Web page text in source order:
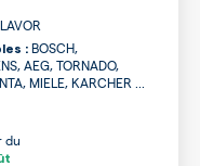
: BOSCH,
AEG, TORNADO,
MIELE, KARCHER ...
du